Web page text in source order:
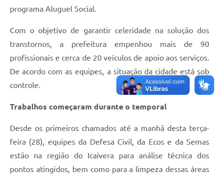
programa Aluguel Social.
Com o objetivo de garantir celeridade na solução dos
transtornos, a prefeitura empenhou mais de 90
profissionais e cerca de 20 veículos de apoio aos serviços.
De acordo com as equipes, a situação da cidade está sob
controle.
Trabalhos começaram durante o temporal
Desde os primeiros chamados até a manhã desta terça-
feira (28), equipes da Defesa Civil, da Ecos e da Semas
estão na região do Icaivera para análise técnica dos
pontos atingidos, bem como para a limpeza dessas áreas